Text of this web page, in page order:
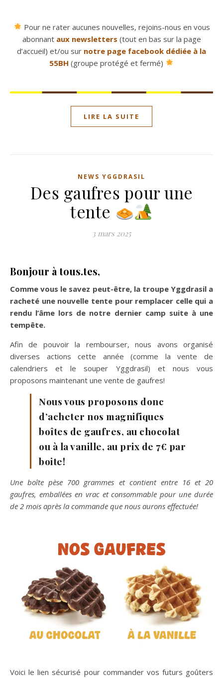
Pour ne rater aucunes nouvelles, rejoins-nous en vous
abonnant aux newsletters (tout en bas sur la page
d’accueil) et/ou sur notre page facebook dédiée à la
55BH (groupe protégé et fermé)
LIRE LA SUITE
NEWS YGGDRASIL
Des gaufres pour une
tente
3 mars 2025
Bonjour à tous.tes,
Comme vous le savez peut-être, la troupe Yggdrasil a
racheté une nouvelle tente pour remplacer celle qui a
rendu l’âme lors de notre dernier camp suite à une
tempête.
Afin de pouvoir la rembourser, nous avons organisé
diverses actions cette année (comme la vente de
calendriers et le souper Yggdrasil) et nous vous
proposons maintenant une vente de gaufres!
Nous vous proposons donc
d’acheter nos magnifiques
boîtes de gaufres, au chocolat
ou à la vanille, au prix de 7€ par
boite!
Une boîte pèse 700 grammes et contient entre 16 et 20
gaufres, emballées en vrac et consommable pour une durée
de 2 mois après la commande que nous aurons effectuée!
Voici le lien sécurisé pour commander vos futurs goûters